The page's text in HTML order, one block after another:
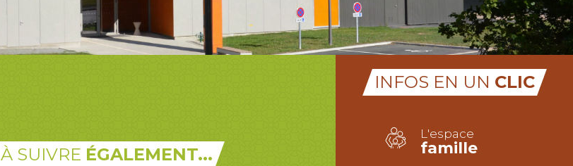
À SUIVRE ÉGALEMENT...
INFOS EN UN CLIC
L'espace
famille